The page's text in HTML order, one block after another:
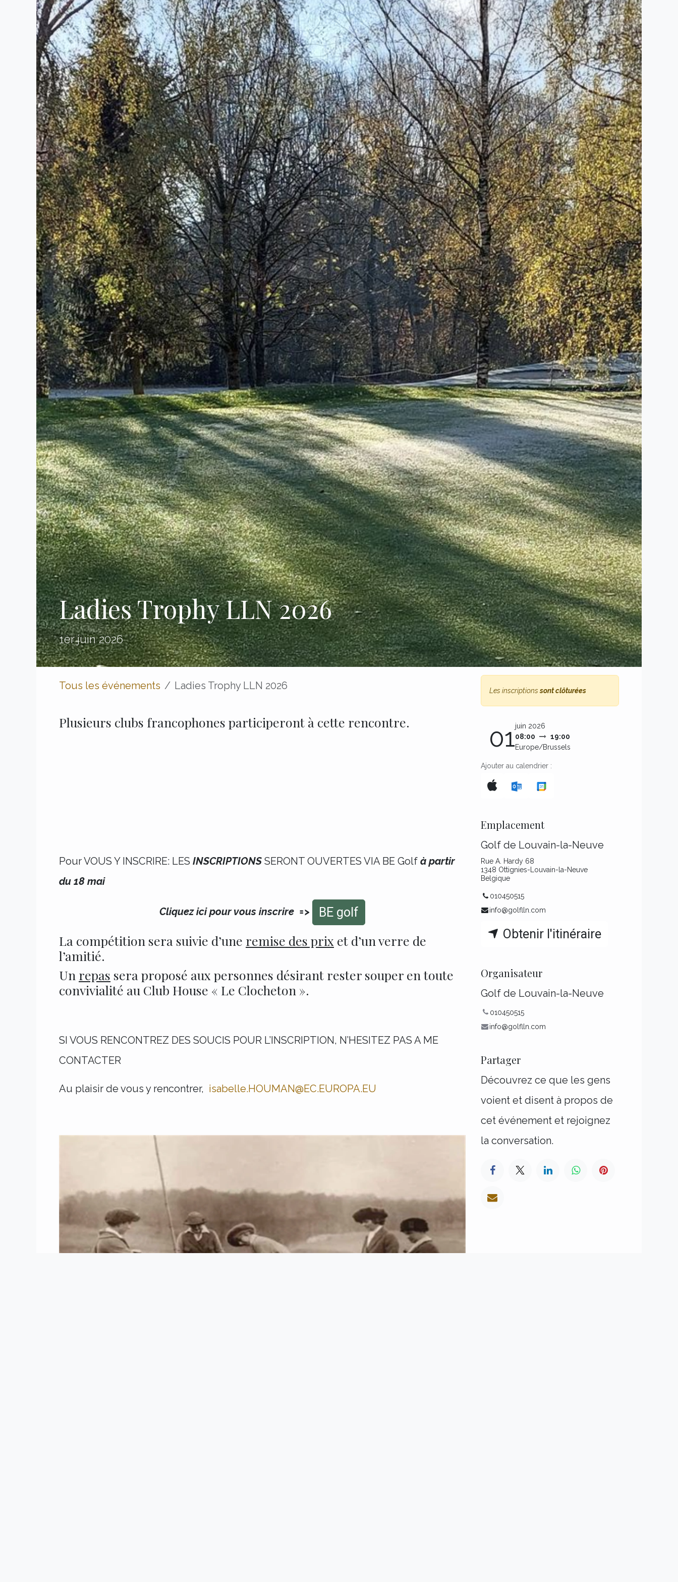
Ladies Trophy LLN 2026
1er juin 2026
Tous les événements Ladies Trophy LLN 2026
Plusieurs clubs francophones participeront à cette rencontre.
Pour VOUS Y INSCRIRE: LES INSCRIPTIONS SERONT OUVERTES VIA BE Golf à partir
du 18 mai
Cliquez ici pour vous inscrire => BE golf
La compétition sera suivie d’une remise des prix et d’un verre de
l’amitié.
Un repas sera proposé aux personnes désirant rester souper en toute
convivialité au Club House « Le Clocheton ».
SI VOUS RENCONTREZ DES SOUCIS POUR L’INSCRIPTION, N’HESITEZ PAS A ME
CONTACTER
Au plaisir de vous y rencontrer, isabelle.HOUMAN@EC.EUROPA.EU
Les inscriptionssont clôturées
01juin 2026
08:00
19:00
Europe/Brussels
Ajouter au calendrier :
Emplacement
Golf de Louvain-la-Neuve
Rue A. Hardy 68
1348 Ottignies-Louvain-la-Neuve
Belgique
010450515
info@golflln.com
Obtenir l'itinéraire
Organisateur
Golf de Louvain-la-Neuve
010450515
info@golflln.com
Partager
Découvrez ce que les gens
voient et disent à propos de
cet événement et rejoignez
la conversation.